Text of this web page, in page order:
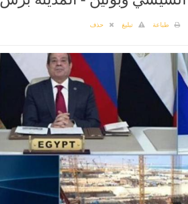
طباعة تبليغ حذف